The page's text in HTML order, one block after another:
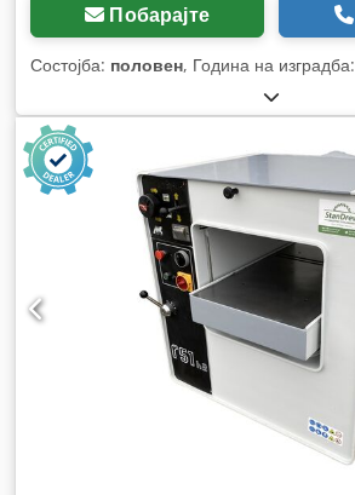
Побарајте
Состојба: половен, Година на изградба: